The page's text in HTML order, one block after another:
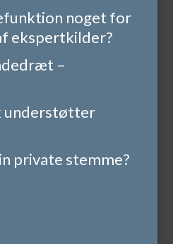
noget for
ekspertkilder?
–
understøtter
private stemme?